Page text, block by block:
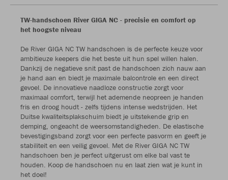
TW-handschoen River GIGA NC - precisie en comfort op
het hoogste niveau
De River GIGA NC TW handschoen is de perfecte keuze voor
ambitieuze keepers die het beste uit hun spel willen halen.
Dankzij de negatieve snit past de handschoen zich nauw aan
je hand aan en biedt je maximale balcontrole en een direct
gevoel. De innovatieve naadloze constructie zorgt voor
maximaal comfort, terwijl het ademende neopreen je handen
fris en droog houdt - zelfs tijdens intense wedstrijden. Het
Duitse kwaliteitsplakschuim biedt je uitstekende grip en
demping, ongeacht de weersomstandigheden. De elastische
bevestigingsband zorgt voor een perfecte pasvorm en geeft je
stabiliteit en een veilig gevoel. Met de River GIGA NC TW
handschoen ben je perfect uitgerust om elke bal vast te
houden. Koop de handschoen nu en laat zien wat je kunt in
het doel!